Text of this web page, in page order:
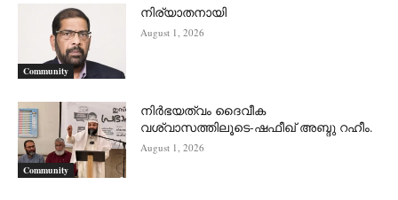
Community
നിര്യാതനായി
August 1, 2026
Community
നിർഭയത്വം ദൈവീക
വശ്വാസത്തിലൂടെ-ഷഫീഖ് അബ്ദു റഹീം.
August 1, 2026